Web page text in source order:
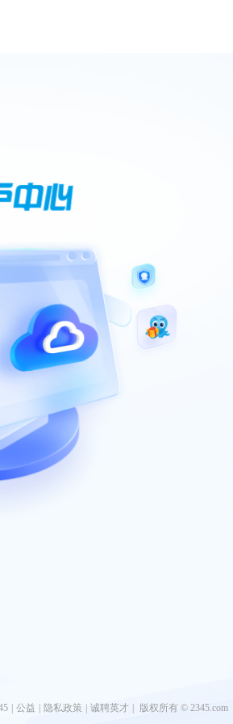
公益 隐私政策 诚聘英才 版权所有 © 2345.com